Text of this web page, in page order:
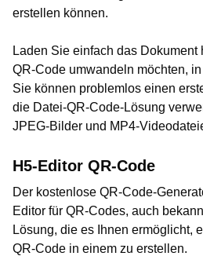
erstellen können.
Laden Sie einfach das Dokument
QR-Code umwandeln möchten,
Sie können problemlos einen
die Datei-QR-Code-Lösung
JPEG-Bilder und MP4-
H5-Editor QR-Code
Der kostenlose QR-Code-
Editor für QR-Codes, auch
Lösung, die es Ihnen ermöglicht,
QR-Code in einem zu erstellen.